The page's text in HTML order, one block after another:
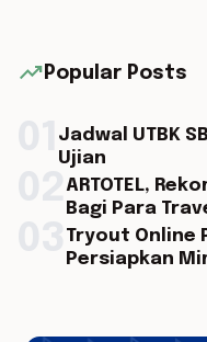
trending_up Popular Posts
Jadwal UTBK
Ujian
ARTOTEL,
Bagi Para
Tryout Online
Persiapkan